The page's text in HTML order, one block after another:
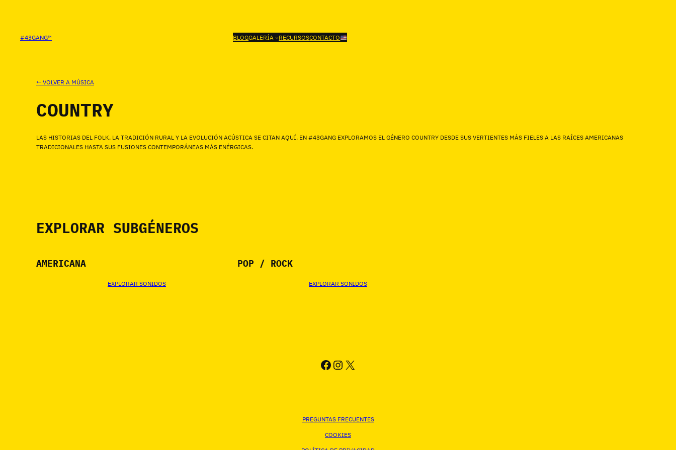
#43GANG™
BLOGGALERÍA RECURSOSCONTACTO
← VOLVER A MÚSICA
COUNTRY
LAS HISTORIAS DEL FOLK, LA TRADICIÓN RURAL Y LA EVOLUCIÓN ACÚSTICA SE CITAN AQUÍ. EN #43GANG EXPLORAMOS EL GÉNERO COUNTRY DESDE SUS VERTIENTES MÁS FIELES A LAS RAÍCES AMERICANAS
TRADICIONALES HASTA SUS FUSIONES CONTEMPORÁNEAS MÁS ENÉRGICAS.
EXPLORAR SUBGÉNEROS
AMERICANA
EXPLORAR SONIDOS
POP / ROCK
EXPLORAR SONIDOS
FACEBOOK
INSTAGRAM
X
PREGUNTAS FRECUENTES
COOKIES